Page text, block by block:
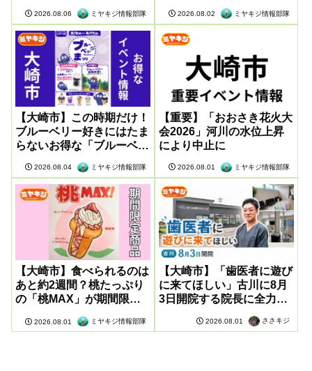
2026.08.06 ミヤキジ情報部隊 2026.08.02 ミヤキジ情報部隊
【大崎市】この時期だけ！
ブルーベリー好きにはたま
らないお得な「ブルーベリ
2026.08.04 ミヤキジ情報部隊
【重要】「おおさき花火大
会2026」河川の水位上昇
により中止に
2026.08.01 ミヤキジ情報部隊
【大崎市】食べられるのは
あと約2週間？桃たっぷり
の「桃MAX」が期間限定
2026.08.01 ミヤキジ情報部隊
【大崎市】「歯医者に遊び
に来てほしい」古川に8月
3日開院する院長に全力取
2026.08.01 ささキジ